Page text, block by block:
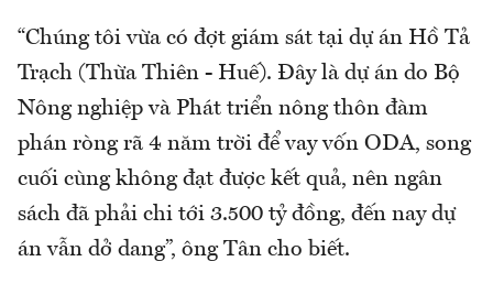
“Chúng tôi vừa có đợt giám sát tại dự án Hồ Tả
Trạch (Thừa Thiên - Huế). Đây là dự án do Bộ
Nông nghiệp và Phát triển nông thôn đàm
phán ròng rã 4 năm trời để vay vốn ODA, song
cuối cùng không đạt được kết quả, nên ngân
sách đã phải chi tới 3.500 tỷ đồng, đến nay dự
án vẫn dở dang”, ông Tân cho biết.